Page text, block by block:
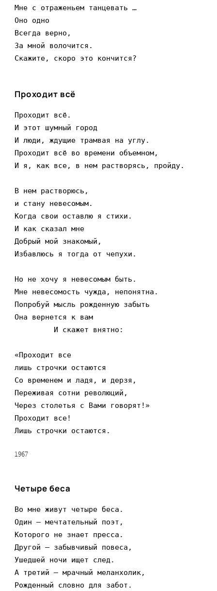
Мне с отраженьем танцевать …
Оно одно
Всегда верно,
За мной волочится.
Скажите, скоро это кончится?
Проходит всё
Проходит всё.
И этот шумный город
И люди, ждущие трамвая на углу.
Проходит всё во времени объемном,
И я, как все, в нем растворясь, пройду.
В нем растворюсь,
и стану невесомым.
Когда свои оставлю я стихи.
И как сказал мне
Добрый мой знакомый,
Избавлюсь я тогда от чепухи.
Но не хочу я невесомым быть.
Мне невесомость чужда, непонятна.
Попробуй мысль рожденную забыть
Она вернется к вам
«Проходит все
лишь строчки остаются
Со временем и ладя, и дерзя,
Переживая сотни революций,
Через столетья с Вами говорят!»
Проходит все!
Лишь строчки остаются.
1967
Четыре беса
Во мне живут четыре беса.
Один – мечтательный поэт,
Которого не знает пресса.
Другой – забывчивый повеса,
Ушедшей ночи ищет след.
А третий – мрачный меланхолик,
Рожденный словно для забот.